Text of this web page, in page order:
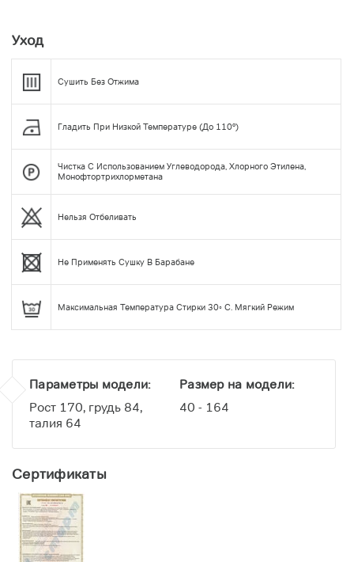
Уход
Сушить Без Отжима
Гладить При Низкой Температуре (до 110°)
Чистка С Использованием Углеводорода, Хлорного Этилена,
Монофтортрихлорметана
Нельзя Отбеливать
Не Применять Сушку В Барабане
Максимальная Температура Стирки 30◦ С. Мягкий Режим
Параметры модели:
Рост 170, грудь 84,
талия 64
Размер на модели:
40 - 164
Сертификаты